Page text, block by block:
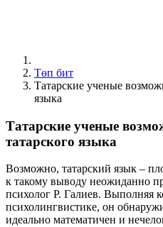
Төп бит
Татарские ученые
языка
Татарские ученые
татарского языка
Возможно, татарский язык –
к такому выводу неожиданно
психолог Р. Галиев. Выполняя
психолингвистике, он
идеально математичен и